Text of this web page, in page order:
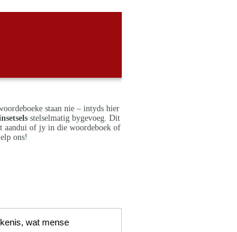
staan nie – intyds hier
stelselmatig bygevoeg. Dit
aandui of jy in die woordeboek of
ons!
wat mense